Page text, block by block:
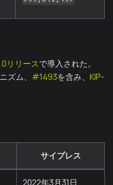
リリースで導入された。
ズム、 #1493を含み、 KIP-
サイプレス
2022年3月31日